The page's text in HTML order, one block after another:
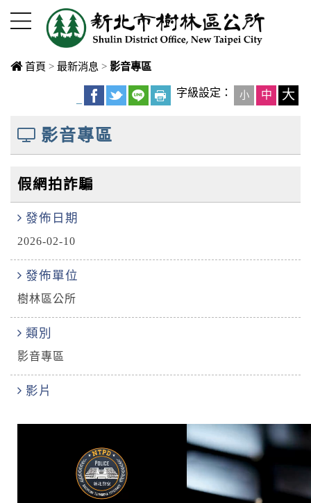
進入內容區塊
首頁 > 最新消息 > 影音專區
字級設定： 小 中 大
影音專區
假網拍詐騙
發佈日期
2026-02-10
發佈單位
樹林區公所
類別
影音專區
影片